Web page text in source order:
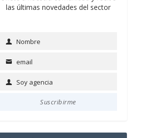
las últimas novedades del sector
NameNombre
Email email
Soy
Soy agencia
Suscribirme